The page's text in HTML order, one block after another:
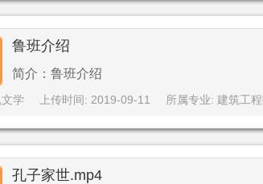
鲁班介绍
简介：鲁班介绍
学 上传时间: 2019-09-11 所属专业: 建筑工
孔子家世.mp4